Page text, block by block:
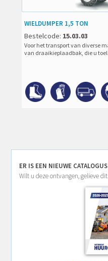
WIELDUMPER 1,5 TON
Bestelcode: 15.03.03
Voor het transport van diverse
van draaikieplaadbak, die u
ER IS EEN NIEUWE CATALOGUS
Wilt u deze ontvangen, gelieve dit